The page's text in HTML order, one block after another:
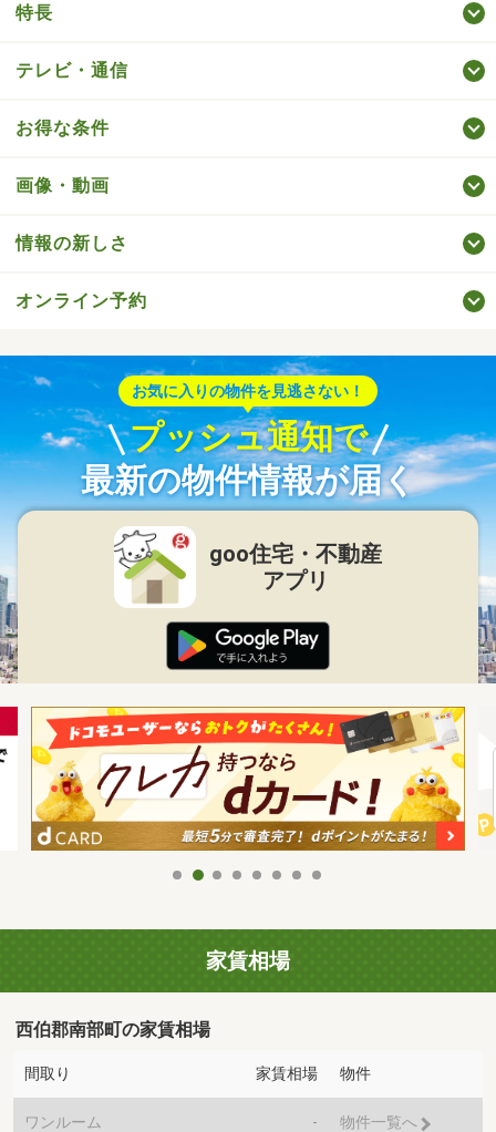
特長
テレビ・通信
お得な条件
画像・動画
情報の新しさ
オンライン予約
お気に入りの物件を見逃さない！
プッシュ通知で
最新の物件情報が届く
goo住宅・不動産
アプリ
家賃相場
西伯郡南部町の家賃相場
間取り 家賃相場 物件
ワンルーム - 物件一覧へ